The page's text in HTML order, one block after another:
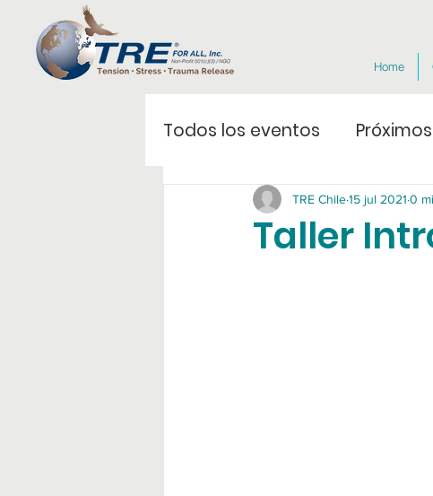
Home
Todos los eventos
Taller
TRE Chile15 jul 2021 0